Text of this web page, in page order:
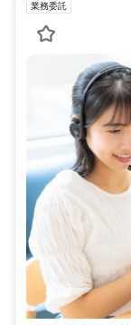
業務委託